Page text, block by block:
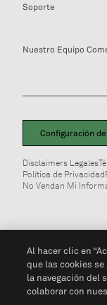
Soporte
Nuestro Equipo
Configuración
Disclaimers Legales
Política de Privacidad
No Vendan Mi
Al hacer clic en
que las cookies
la navegación del
colaborar con